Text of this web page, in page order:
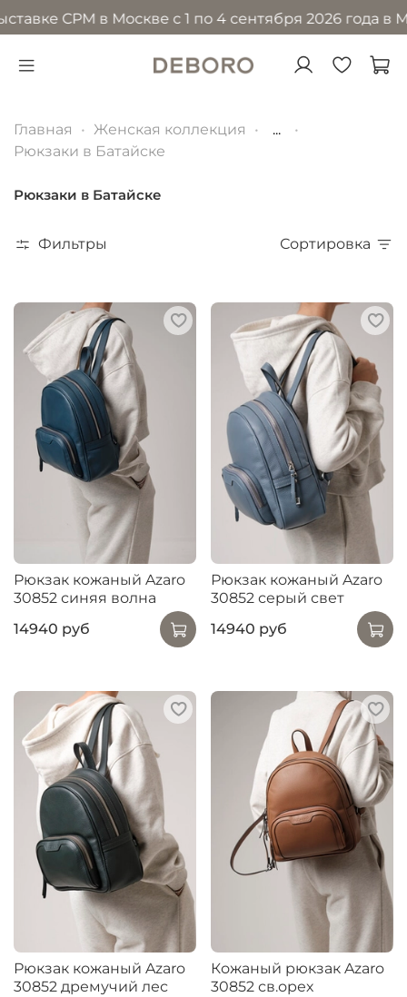
CPM в Москве с 1 по 4 сентября 2026 года в
Главная Женская коллекция
...
Рюкзаки в Батайске
Рюкзаки в Батайске
Фильтры Сортировка
Рюкзак кожаный Azaro
30852 синяя волна
14940 руб
Рюкзак кожаный Azaro
30852 серый свет
14940 руб
Рюкзак кожаный Azaro
30852 дремучий лес
Кожаный рюкзак Azaro
30852 св.орех